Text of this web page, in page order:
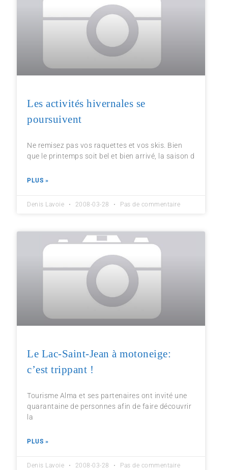
Les activités hivernales se
poursuivent
Ne remisez pas vos raquettes et vos skis. Bien
que le printemps soit bel et bien arrivé, la saison d
PLUS »
Denis Lavoie 2008-03-28 Pas de commentaire
Le Lac-Saint-Jean à motoneige:
c’est trippant !
Tourisme Alma et ses partenaires ont invité une
quarantaine de personnes afin de faire découvrir
la
PLUS »
Denis Lavoie 2008-03-28 Pas de commentaire